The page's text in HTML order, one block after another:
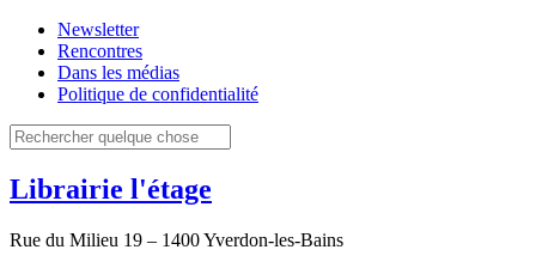
Newsletter
Rencontres
Dans les médias
Politique de confidentialité
Librairie l'étage
Rue du Milieu 19 – 1400 Yverdon-les-Bains